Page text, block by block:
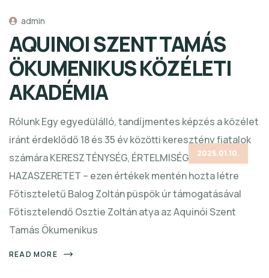
admin
AQUINOI SZENT TAMÁS
ÖKUMENIKUS KÖZÉLETI
AKADÉMIA
Rólunk Egy egyedülálló, tandíjmentes képzés a közélet
iránt érdeklődő 18 és 35 év közötti keresztény fiatalok
számára KERESZTÉNYSÉG, ÉRTELMISÉGI KÜLDETÉS,
HAZASZERETET – ezen értékek mentén hozta létre
Főtiszteletű Balog Zoltán püspök úr támogatásával
Főtisztelendő Osztie Zoltán atya az Aquinói Szent
Tamás Ökumenikus
READ MORE
2025.01.10.